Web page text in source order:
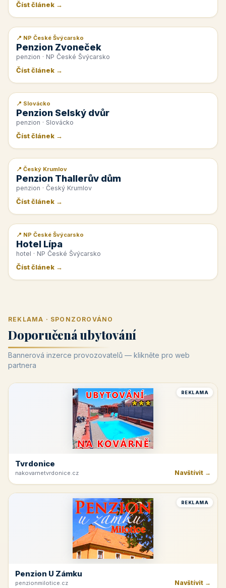
Číst článek →
📰 PR článek
📍 NP České Švýcarsko
Penzion Zvoneček
penzion · NP České Švýcarsko
Číst článek →
📰 PR článek
📍 Slovácko
Penzion Selský dvůr
penzion · Slovácko
Číst článek →
📰 PR článek
📍 Český Krumlov
Penzion Thallerův dům
penzion · Český Krumlov
Číst článek →
📰 PR článek
📍 NP České Švýcarsko
Hotel Lípa
hotel · NP České Švýcarsko
Číst článek →
REKLAMA · SPONZOROVÁNO
Doporučená ubytování
Bannerová inzerce provozovatelů — klikněte pro web
partnera
REKLAMA
Tvrdonice
nakovarnetvrdonice.cz Navštívit →
REKLAMA
Penzion U Zámku
penzionmilotice.cz Navštívit →